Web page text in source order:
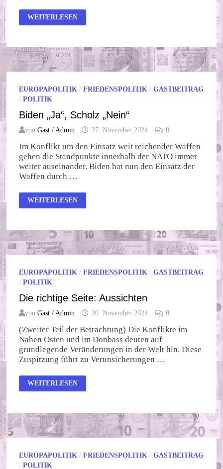
VON
KAZAN
WEITERLESEN
EUROPAPOLITIK /FRIEDENSPOLITIK /GASTBEITRAG
/POLITIK
Biden „Ja“, Scholz „Nein“
vonGast / Admin 27. November 2024 0
Im Konflikt um den Einsatz weit reichender Waffen
gehen die Standpunkte innerhalb der NATO immer
weiter auseinander. Biden hat nun den Einsatz der
Waffen durch …
BIDEN
„JA“,
WEITERLESEN
EUROPAPOLITIK /FRIEDENSPOLITIK /GASTBEITRAG
/POLITIK
Die richtige Seite: Aussichten
vonGast / Admin 20. November 2024 0
(Zweiter Teil der Betrachtung) Die Konflikte im
Nahen Osten und im Donbass deuten auf
grundlegende Veränderungen in der Welt hin. Diese
Zuspitzung führt zu Verunsicherungen …
DIE
RICHTIGE
WEITERLESEN
EUROPAPOLITIK /FRIEDENSPOLITIK /GASTBEITRAG
/POLITIK